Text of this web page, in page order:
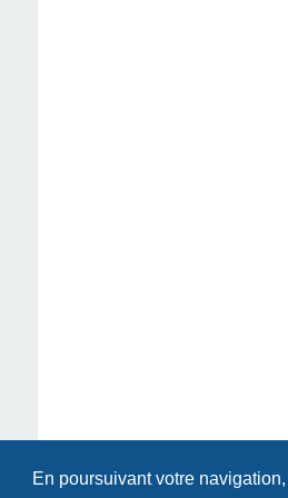
En poursuivant votre
Index du forum